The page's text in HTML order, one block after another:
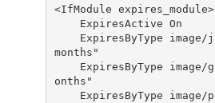
<IfModule expires_module>
    ExpiresActive On
months"
onths"